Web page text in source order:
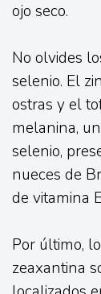
ojo seco.
No olvides
selenio. El
ostras y el
melanina,
selenio,
nueces de
de vitamina
Por último,
zeaxantina